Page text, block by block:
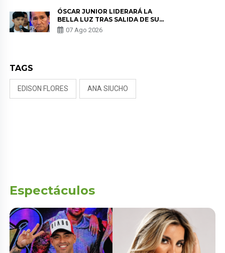
ÓSCAR JUNIOR LIDERARÁ LA
BELLA LUZ TRAS SALIDA DE SU
PADRE POR POLÉMICA CON
NALDY SALDAÑA
07 Ago 2026
TAGS
EDISON FLORES ANA SIUCHO
Espectáculos